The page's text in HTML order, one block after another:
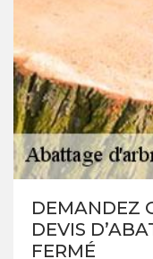
DEMANDEZ
DEVIS
FERMÉ